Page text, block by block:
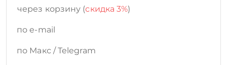
через корзину (скидка 3%)
по e-mail
по Макс / Telegram